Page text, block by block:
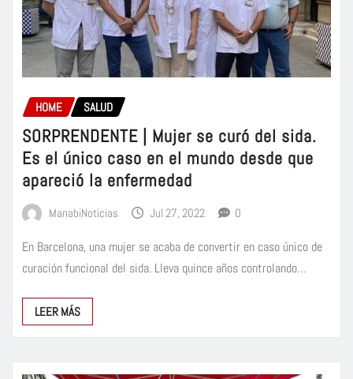
HOME SALUD
SORPRENDENTE | Mujer se curó del sida.
Es el único caso en el mundo desde que
apareció la enfermedad
ManabiNoticias Jul 27, 2022 0
En Barcelona, una mujer se acaba de convertir en caso único de
curación funcional del sida. Lleva quince años controlando…
LEER MÁS